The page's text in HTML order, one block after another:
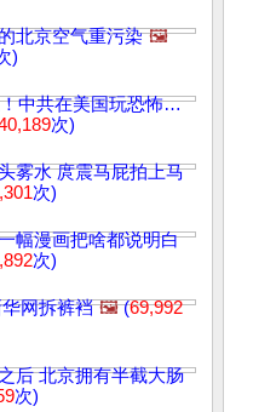
北京空气重污染 🖼️
)
中共在美国玩恐怖…
次)
雾水 庹震马屁拍上马
次)
幅漫画把啥都说明白
次)
网拆裤裆 🖼️(69,992
后 北京拥有半截大肠
次)